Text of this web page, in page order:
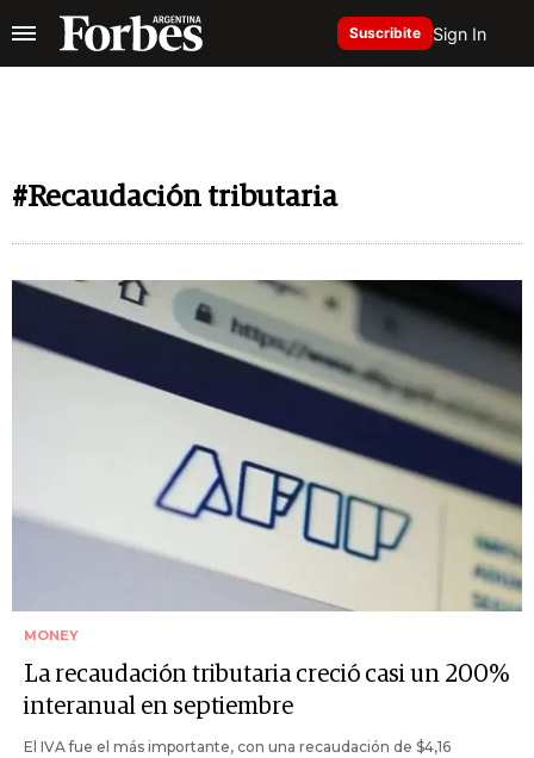
Suscribite Sign In
#Recaudación tributaria
MONEY
La recaudación tributaria creció casi un 200%
interanual en septiembre
El IVA fue el más importante, con una recaudación de $4,16